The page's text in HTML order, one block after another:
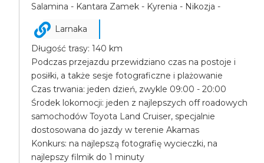
Salamina - Kantara Zamek - Kyrenia - Nikozja -
Larnaka
Długość trasy: 140 km
Podczas przejazdu przewidziano czas na postoje i
posiłki, a także sesje fotograficzne i plażowanie
Czas trwania: jeden dzień, zwykle 09:00 - 20:00
Środek lokomocji: jeden z najlepszych off roadowych
samochodów Toyota Land Cruiser, specjalnie
dostosowana do jazdy w terenie Akamas
Konkurs: na najlepszą fotografię wycieczki, na
najlepszy filmik do 1 minuty